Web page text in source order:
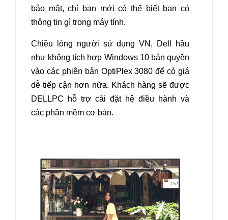
bảo mật, chỉ bạn mới có thể biết bạn có
thông tin gì trong máy tính.
Chiều lòng người sử dụng VN, Dell hầu
như không tích hợp Windows 10 bản quyền
vào các phiên bản OptiPlex 3080 để có giá
dễ tiếp cận hơn nữa. Khách hàng sẽ được
DELLPC hỗ trợ cài đặt hệ điều hành và
các phần mềm cơ bản.